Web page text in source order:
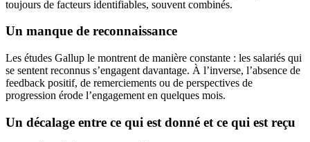
toujours de facteurs identifiables, souvent combinés.
Un manque de reconnaissance
Les études Gallup le montrent de manière constante : les salariés qui
se sentent reconnus s’engagent davantage. À l’inverse, l’absence de
feedback positif, de remerciements ou de perspectives de
progression érode l’engagement en quelques mois.
Un décalage entre ce qui est donné et ce qui est reçu